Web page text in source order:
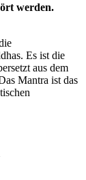
werden.
Es ist die
aus dem
Mantra ist das